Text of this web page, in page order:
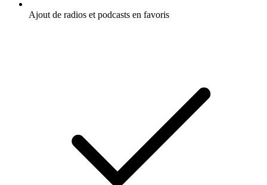
Ajout de radios et podcasts en favoris